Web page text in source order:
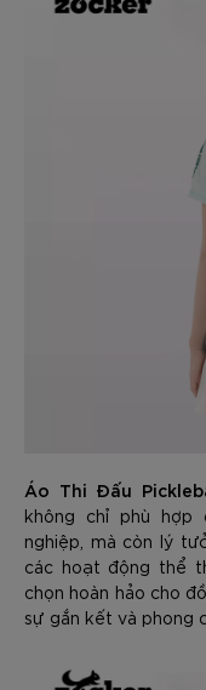
Áo Thi Đấu
không chỉ phù hợp
nghiệp, mà còn lý
các hoạt động thể
chọn hoàn hảo cho
sự gắn kết và phong